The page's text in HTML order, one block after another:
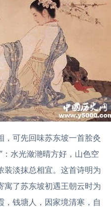
可先回味苏东坡一首脍灸
水光潋滟晴方好，山色空
装淡抹总相宜。这首诗明为
寓了苏东坡初遇王朝云时为
，钱塘人，因家境清寒，自